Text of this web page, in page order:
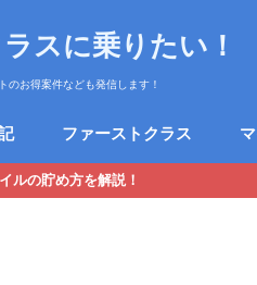
スに乗りたい！
のお得案件なども発信します！
ファーストクラス
ルの貯め方を解説！